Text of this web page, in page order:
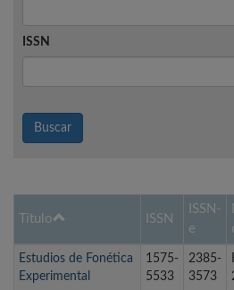
ISSN
Buscar
Título ISSN
ISSN-
e
Estudios de Fonética
Experimental
1575-
5533
2385-
3573